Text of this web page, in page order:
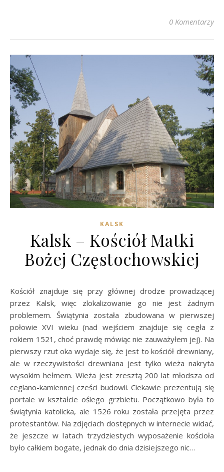
0 Komentarzy
KALSK
Kalsk – Kościół Matki
Bożej Częstochowskiej
Kościół znajduje się przy głównej drodze prowadzącej
przez Kalsk, więc zlokalizowanie go nie jest żadnym
problemem. Świątynia została zbudowana w pierwszej
połowie XVI wieku (nad wejściem znajduje się cegła z
rokiem 1521, choć prawdę mówiąc nie zauważyłem jej). Na
pierwszy rzut oka wydaje się, że jest to kościół drewniany,
ale w rzeczywistości drewniana jest tylko wieża nakryta
wysokim hełmem. Wieża jest zresztą 200 lat młodsza od
ceglano-kamiennej cześci budowli. Ciekawie prezentują się
portale w kształcie oślego grzbietu. Początkowo była to
świątynia katolicka, ale 1526 roku została przejęta przez
protestantów. Na zdjęciach dostępnych w internecie widać,
że jeszcze w latach trzydziestych wyposażenie kościoła
było całkiem bogate, jednak do dnia dzisiejszego nic…